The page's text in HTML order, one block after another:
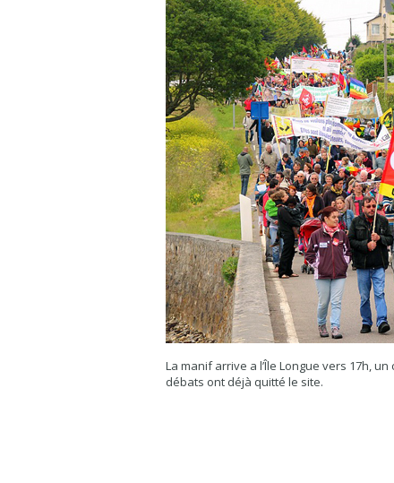
La manif arrive a l’Île Longue vers 17h,
débats ont déjà quitté le site.